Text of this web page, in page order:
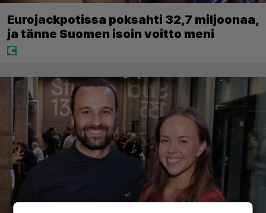
Eurojackpotissa poksahti 32,7 miljoonaa,
ja tänne Suomen isoin voitto meni